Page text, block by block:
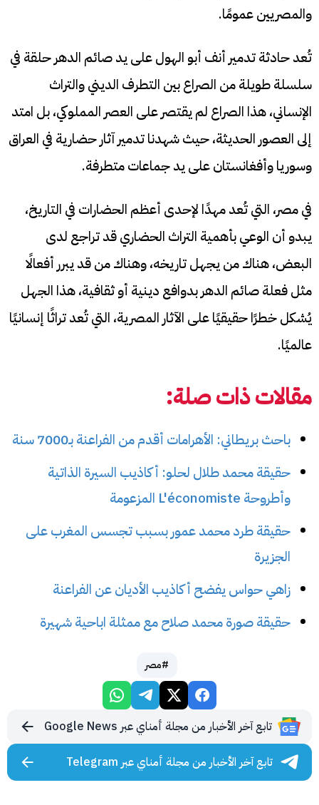
والمصريين عمومًا.
تُعد حادثة تدمير أنف أبو الهول على يد صائم الدهر حلقة في
سلسلة طويلة من الصراع بين التطرف الديني والتراث
الإنساني، هذا الصراع لم يقتصر على العصر المملوكي، بل امتد
إلى العصور الحديثة، حيث شهدنا تدمير آثار حضارية في العراق
وسوريا وأفغانستان على يد جماعات متطرفة.
في مصر، التي تُعد مهدًا لإحدى أعظم الحضارات في التاريخ،
يبدو أن الوعي بأهمية التراث الحضاري قد تراجع لدى
البعض، هناك من يجهل تاريخه، وهناك من قد يبرر أفعالًا
مثل فعلة صائم الدهر بدوافع دينية أو ثقافية، هذا الجهل
يُشكل خطرًا حقيقيًا على الآثار المصرية، التي تُعد تراثًا إنسانيًا
عالميًا.
مقالات ذات صلة:
باحث بريطاني: الأهرامات أقدم من الفراعنة بـ7000 سنة
حقيقة محمد طلال لحلو: أكاذيب السيرة الذاتية
وأطروحة L'économiste المزعومة
حقيقة طرد محمد عمور بسبب تجسس المغرب على
الجزيرة
زاهي حواس يفضح أكاذيب الأديان عن الفراعنة
حقيقة صورة محمد صلاح مع ممثلة اباحية شهيرة
#مصر
تابع آخر الأخبار من مجلة أمناي عبر Google News
تابع آخر الأخبار من مجلة أمناي عبر Telegram